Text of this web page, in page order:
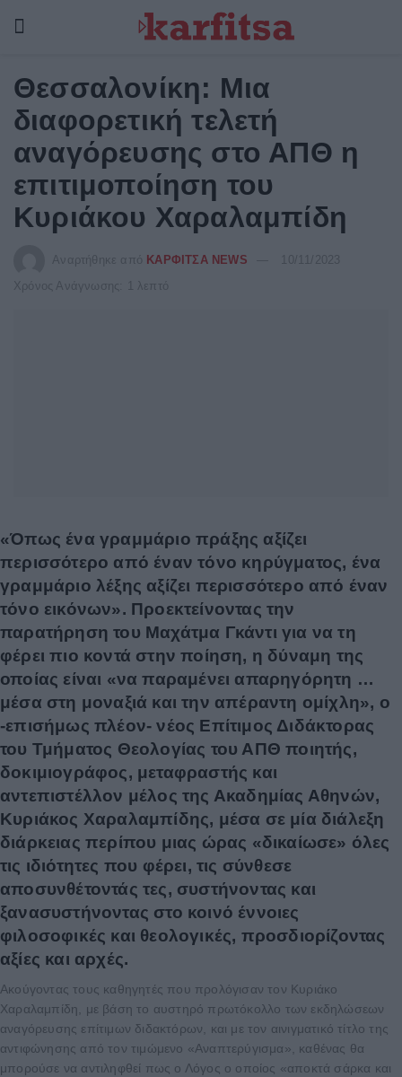
Θεσσαλονίκη: Μια
διαφορετική τελετή
αναγόρευσης στο ΑΠΘ η
επιτιμοποίηση του
Κυριάκου Χαραλαμπίδη
Αναρτήθηκε από ΚΑΡΦΙΤΣΑ NEWS
10/11/2023
Χρόνος Ανάγνωσης: 1 λεπτό
«Όπως ένα γραμμάριο πράξης αξίζει
περισσότερο από έναν τόνο κηρύγματος, ένα
γραμμάριο λέξης αξίζει περισσότερο από έναν
τόνο εικόνων». Προεκτείνοντας την
παρατήρηση του Μαχάτμα Γκάντι για να τη
φέρει πιο κοντά στην ποίηση, η δύναμη της
οποίας είναι «να παραμένει απαρηγόρητη …
μέσα στη μοναξιά και την απέραντη ομίχλη», ο
-επισήμως πλέον- νέος Επίτιμος Διδάκτορας
του Τμήματος Θεολογίας του ΑΠΘ ποιητής,
δοκιμιογράφος, μεταφραστής και
αντεπιστέλλον μέλος της Ακαδημίας Αθηνών,
Κυριάκος Χαραλαμπίδης, μέσα σε μία διάλεξη
διάρκειας περίπου μιας ώρας «δικαίωσε» όλες
τις ιδιότητες που φέρει, τις σύνθεσε
αποσυνθέτοντάς τες, συστήνοντας και
ξανασυστήνοντας στο κοινό έννοιες
φιλοσοφικές και θεολογικές, προσδιορίζοντας
αξίες και αρχές.
Ακούγοντας τους καθηγητές που προλόγισαν τον Κυριάκο
Χαραλαμπίδη, με βάση το αυστηρό πρωτόκολλο των εκδηλώσεων
αναγόρευσης επίτιμων διδακτόρων, και με τον αινιγματικό τίτλο της
αντιφώνησης από τον τιμώμενο «Αναπτερύγισμα», καθένας θα
μπορούσε να αντιληφθεί πως ο Λόγος ο οποίος «αποκτά σάρκα και